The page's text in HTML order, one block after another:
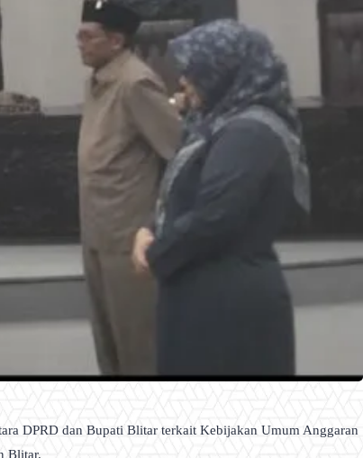
DPRD dan Bupati Blitar terkait Kebijakan Umum Anggaran
Blitar.